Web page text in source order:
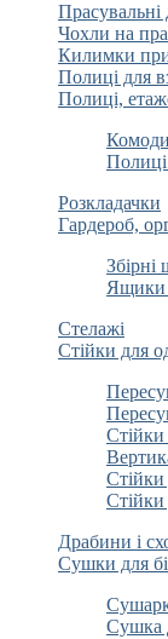
Чохли на
Килимки
Полиці для
Полиці,
Комоди
Полиці
Розкладачки
Гардероб,
Збірні
Ящики
Стелажі
Стійки для
Стійки
Стійки
Драбини і
Сушки для
Сушка